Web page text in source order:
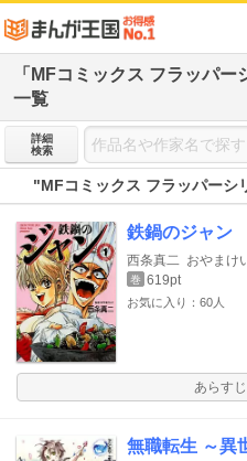
「MFコミックス フラッパ
一覧
詳細
検索
"MFコミックス フラッパーシ
鉄鍋のジャン
西条真二 おやまけ
巻 619pt
お気に入り：60人
あらす
無職転生 ～異